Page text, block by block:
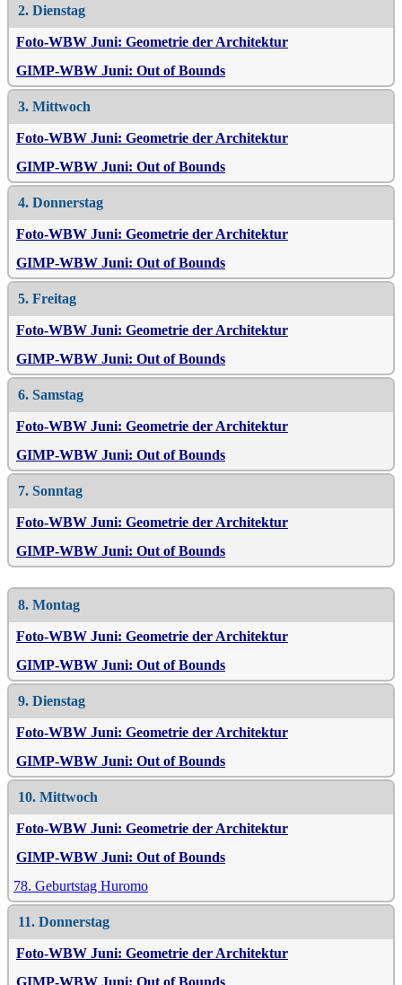
2. Dienstag
Foto-WBW Juni: Geometrie der Architektur
GIMP-WBW Juni: Out of Bounds
3. Mittwoch
Foto-WBW Juni: Geometrie der Architektur
GIMP-WBW Juni: Out of Bounds
4. Donnerstag
Foto-WBW Juni: Geometrie der Architektur
GIMP-WBW Juni: Out of Bounds
5. Freitag
Foto-WBW Juni: Geometrie der Architektur
GIMP-WBW Juni: Out of Bounds
6. Samstag
Foto-WBW Juni: Geometrie der Architektur
GIMP-WBW Juni: Out of Bounds
7. Sonntag
Foto-WBW Juni: Geometrie der Architektur
GIMP-WBW Juni: Out of Bounds
8. Montag
Foto-WBW Juni: Geometrie der Architektur
GIMP-WBW Juni: Out of Bounds
9. Dienstag
Foto-WBW Juni: Geometrie der Architektur
GIMP-WBW Juni: Out of Bounds
10. Mittwoch
Foto-WBW Juni: Geometrie der Architektur
GIMP-WBW Juni: Out of Bounds
78. Geburtstag Huromo
11. Donnerstag
Foto-WBW Juni: Geometrie der Architektur